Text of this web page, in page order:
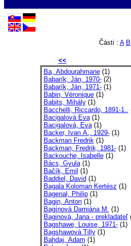
Části : A B
<<
Ba, Abdourahmane(1)
Babarík, Ján, 1970-(2)
Babarík, Ján, 1971-(1)
Babin, Véronique(1)
Babits, Mihály(1)
Bacchelli, Riccardo, 1891-1..
Bacigalová Eva(1)
Bacigalová, Eva(1)
Backer, Ivan A., 1929-(1)
Backman Fredrik(1)
Backman, Fredrik, 1981-(1)
Backouche, Isabelle(1)
Bács, Gyula(1)
Bačík, Emil (1)
Baddiel, David (1)
Bagala Koloman Kertész (1)
Bagenal, Philip(1)
Bagin, Anton(1)
Bagínová Damiána M. (1)
Baginová, Jana - prekladateľ
Bagshawe, Louise, 1971-(1)
Bagshawová Tilly(1)
Bahdaj, Adam (1)